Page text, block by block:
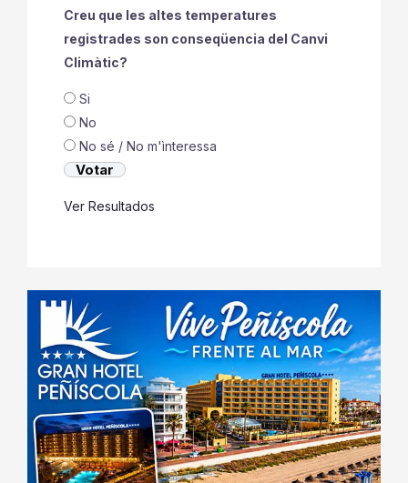
Creu que les altes temperatures
registrades son conseqüencia del Canvi
Climàtic?
Si
No
No sé / No m'ìnteressa
Ver Resultados